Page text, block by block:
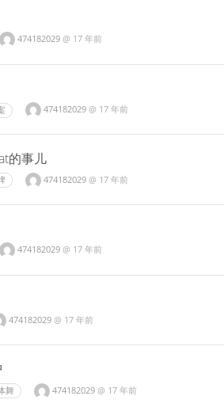
474182029 @ 17 年前
474182029 @ 17 年前
的事儿
474182029 @ 17 年前
474182029 @ 17 年前
474182029 @ 17 年前
舞 474182029 @ 17 年前